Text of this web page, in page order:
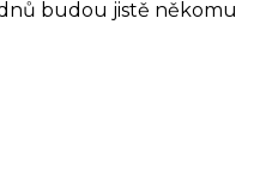
budou jistě někomu